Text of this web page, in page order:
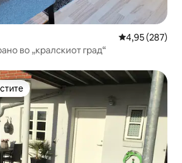
Просечна
4,95 (287)
во „кралскиот град“
„Омилени на гостите“